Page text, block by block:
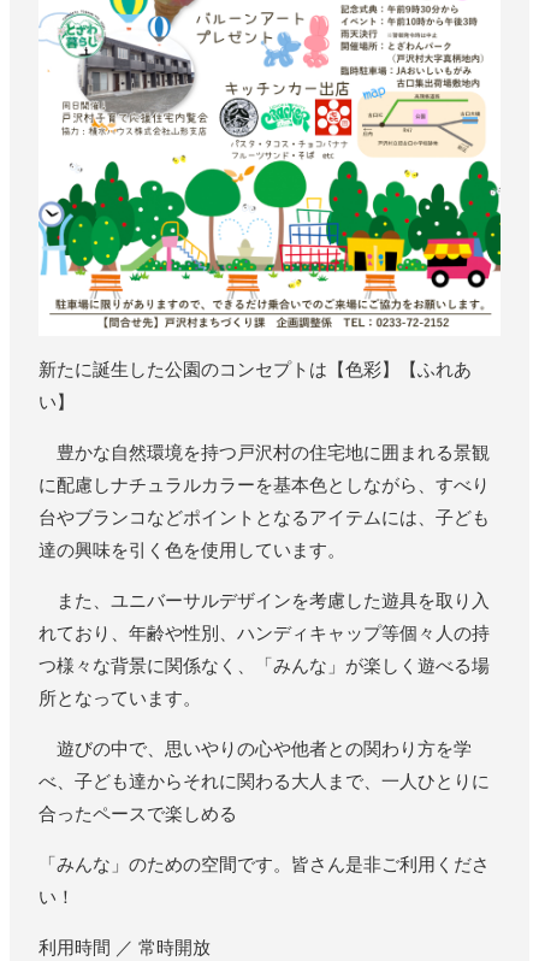
新たに誕生した公園のコンセプトは【色彩】【ふれあ
い】
豊かな自然環境を持つ戸沢村の住宅地に囲まれる景観
に配慮しナチュラルカラーを基本色としながら、すべり
台やブランコなどポイントとなるアイテムには、子ども
達の興味を引く色を使用しています。
また、ユニバーサルデザインを考慮した遊具を取り入
れており、年齢や性別、ハンディキャップ等個々人の持
つ様々な背景に関係なく、「みんな」が楽しく遊べる場
所となっています。
遊びの中で、思いやりの心や他者との関わり方を学
べ、子ども達からそれに関わる大人まで、一人ひとりに
合ったペースで楽しめる
「みんな」のための空間です。皆さん是非ご利用くださ
い！
利用時間 ／ 常時開放